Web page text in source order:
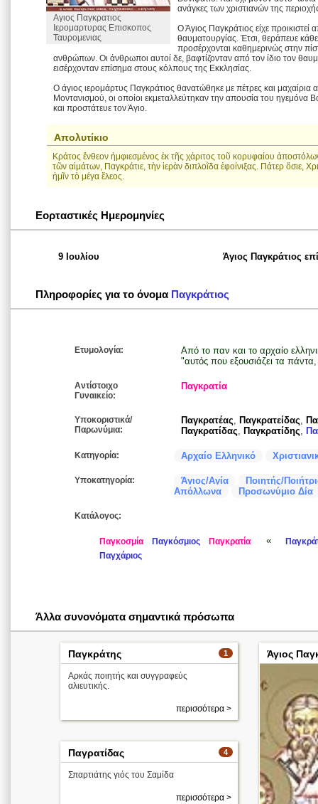
Αγιος Παγκρατιος
Ιερομαρτυρας Επισκοπος
Ταυρομενιας
ανάγκες των χριστιανών της
Ο Άγιος Παγκράτιος είχε
θαυματουργίας. Έτσι, θεράπευε
προσέρχονται καθημερινώς στην
ανθρώπων. Οι άνθρωποι αυτοί δε, βαφτίζονταν από τον ίδιο τον
εισέρχονταν επίσημα στους κόλπους της Εκκλησίας.
Ο άγιος ιερομάρτυς Παγκράτιος θανατώθηκε με πέτρες και
Μοντανισμού, οι οποίοι εκμεταλλεύτηκαν την απουσία του ηγεμόνα
και προστάτευε τον Άγιο.
Απολυτίκιο
Κράτος ἔνθεον ἠμφιεσμένος ἐκ τῆς χάριτος τοῦ κορυφαίου
τῶν αἱμάτων, Παγκράτιε, τὴν ἱερὰν διπλοῒδα ἐφοίνιξας. Πάτερ ὅσιε,
ἡμῖν τὸ μέγα ἔλεος.
Εορταστικές Ημερομηνίες
9 Ιουλίου Άγιος Παγκράτιος
Πληροφορίες για το όνομα Παγκράτιος
Ετυμολογία:
Από το παν και το αρχαίο
"αυτός που εξουσιάζει τα
Αντίστοιχο
Γυναικείο:
Παγκρατία
Υποκοριστικά/
Παρωνύμια:
Παγκρατέας, Παγκρατείδας,
Παγκρατίδας, Παγκρατίδης,
Κατηγορία: Αρχαίο Ελληνικό
Υποκατηγορία: Άγιος/Αγία
Ποιητής/
Απόλλωνα
Προσωνύμιο Δία
Κατάλογος:
Παγκοσμία Παγκόσμιος Παγκρατία «
Παγχάριος
Άλλα συνονόματα σημαντικά πρόσωπα
1
Παγκράτης
Αρκάς ποιητής και συγγραφεύς
αλιευτικής.
περισσότερα >
Άγιος
4
Παγρατίδας
Σπαρτιάτης γιός του Σαμίδα
περισσότερα >